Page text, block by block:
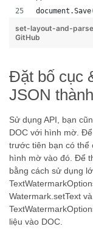
set-layout-and-
GitHub
Đặt bố cục
JSON
Sử dụng API, bạn
DOC với hình mờ.
trước tiên bạn có thể
hình mờ vào đó. Để
bằng cách sử dụng
Watermark.setText
liệu vào DOC.